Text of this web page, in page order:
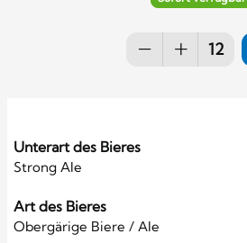
Unterart des Bieres
Strong Ale
Art des Bieres
Obergärige Biere / Ale